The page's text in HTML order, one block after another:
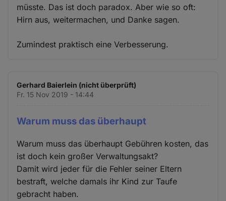
müsste. Das ist doch paradox. Aber wie so oft:
Hirn aus, weitermachen, und Danke sagen.
Zumindest praktisch eine Verbesserung.
Gerhard Baierlein (nicht überprüft)
Fr. 15 Nov 2019 - 14:44
Warum muss das überhaupt
Warum muss das überhaupt Gebühren kosten, das
ist doch kein großer Verwaltungsakt?
Damit wird jeder für die Fehler seiner Eltern
bestraft, welche damals ihr Kind zur Taufe
gebracht haben.